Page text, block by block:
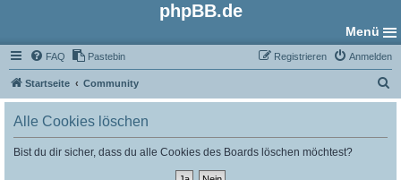
phpBB.de
Menü
FAQ Pastebin Anmelden
Registrieren
Startseite Community
u
Alle Cookies löschen
Bist du dir sicher, dass du alle Cookies des Boards löschen möchtest?